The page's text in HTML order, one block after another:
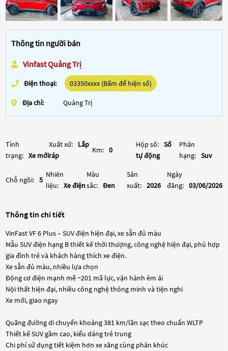
Thông tin người bán
Vinfast Quảng Trị
Điện thoại: 03350xxxx (Bấm để hiện số)
Địa chỉ: Quảng Trị
Tình
trạng: Xe mới
Xuất xứ:
Lắp
ráp
Km: 0
Hộp số: Số
tự động
Phân
hạng: Suv
Chỗ ngồi: 5
Nhiên
liệu: Xe điện
Màu
sắc: Đen
Sản
xuất: 2026
Ngày
đăng: 03/06/2026
Thông tin chi tiết
VinFast VF 6 Plus – SUV điện hiện đại, xe sẵn đủ màu
Mẫu SUV điện hạng B thiết kế thời thượng, công nghệ hiện đại, phù hợp
gia đình trẻ và khách hàng thích xe điện.
Xe sẵn đủ màu, nhiều lựa chọn
Động cơ điện mạnh mẽ ~201 mã lực, vận hành êm ái
Nội thất hiện đại, nhiều công nghệ thông minh và tiện nghi
Xe mới, giao ngay
Quãng đường di chuyển khoảng 381 km/lần sạc theo chuẩn WLTP
Thiết kế SUV gầm cao, kiểu dáng trẻ trung
Chi phí sử dụng tiết kiệm hơn xe xăng cùng phân khúc